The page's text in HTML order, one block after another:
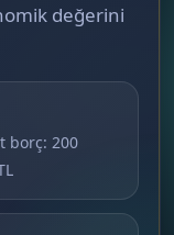
değerini
borç: 200